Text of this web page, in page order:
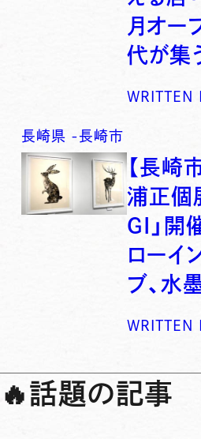
月オー
代が集
WRITTEN
長崎県 -長崎市
【長崎
浦正個
GI」開
ローイ
ブ、水
WRITTEN
🔥話題の記事